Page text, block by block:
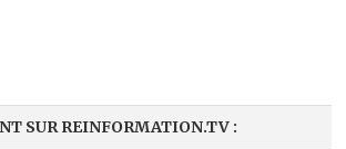
SUR REINFORMATION.TV :